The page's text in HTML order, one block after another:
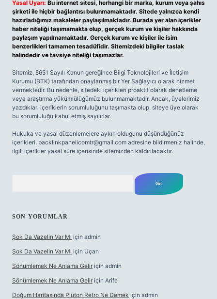
Yasal Uyarı: Bu internet sitesi, herhangi bir marka, kurum veya şahıs
şirketi ile hiçbir bağlantısı bulunmamaktadır. Sitede yalnızca kendi
hazırladığımız makaleler paylaşılmaktadır. Burada yer alan içerikler
haber niteliği taşımamakta olup, gerçek kurum ve kişiler hakkında
paylaşım yapılmamaktadır. Gerçek kurum ve kişiler ile isim
benzerlikleri tamamen tesadüfidir. Sitemizdeki bilgiler taslak
halindedir ve tavsiye niteliği taşımazlar.
Sitemiz, 5651 Sayılı Kanun gereğince Bilgi Teknolojileri ve İletişim
Kurumu (BTK) tarafından onaylanmış bir Yer Sağlayıcı olarak hizmet
vermektedir. Bu nedenle, sitedeki içerikleri proaktif olarak denetleme
veya araştırma yükümlülüğümüz bulunmamaktadır. Ancak, üyelerimiz
yazdıkları içeriklerin sorumluluğunu taşımakta olup, siteye üye olarak
bu sorumluluğu kabul etmiş sayılırlar.
Hukuka ve yasal düzenlemelere aykırı olduğunu düşündüğünüz
içerikleri, backlinkpanelicomtr@gmail.com adresine bildirmeniz halinde,
ilgili içerikler yasal süre içerisinde sitemizden kaldırılacaktır.
SON YORUMLAR
Şok Da Vazelin Var Mı için admin
Şok Da Vazelin Var Mı için Uçan
Sönümlemek Ne Anlama Gelir için admin
Sönümlemek Ne Anlama Gelir için Arife
Doğum Haritasında Plüton Retro Ne Demek için admin